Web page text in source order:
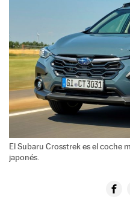
El Subaru Crosstrek es el coche
japonés.